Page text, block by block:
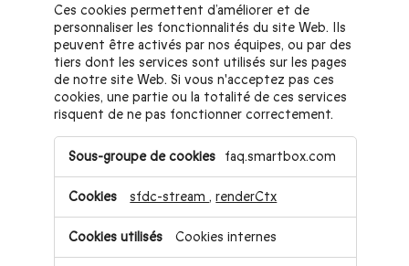
Ces cookies permettent d’améliorer et de
personnaliser les fonctionnalités du site Web. Ils
peuvent être activés par nos équipes, ou par des
tiers dont les services sont utilisés sur les pages
de notre site Web. Si vous n'acceptez pas ces
cookies, une partie ou la totalité de ces services
risquent de ne pas fonctionner correctement.
Cookies
de
fonctionnalité
faq.smartbox.com
sfdc-stream,renderCtx
Cookies internes